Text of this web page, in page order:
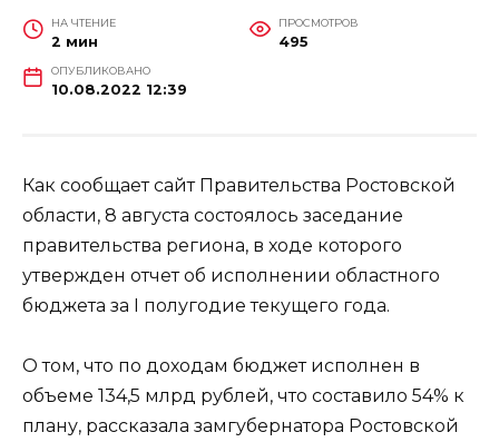
НА ЧТЕНИЕ
2 мин
ПРОСМОТРОВ
495
ОПУБЛИКОВАНО
10.08.2022 12:39
Как сообщает сайт Правительства Ростовской
области, 8 августа состоялось заседание
правительства региона, в ходе которого
утвержден отчет об исполнении областного
бюджета за I полугодие текущего года.
О том, что по доходам бюджет исполнен в
объеме 134,5 млрд рублей, что составило 54% к
плану, рассказала замгубернатора Ростовской